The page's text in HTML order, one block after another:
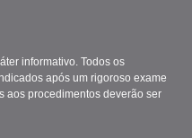
informativo. Todos os
após um rigoroso exame
aos procedimentos deverão ser